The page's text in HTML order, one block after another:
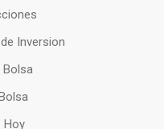
Inversion
Bolsa
Hoy